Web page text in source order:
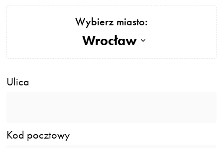
Wybierz miasto:
Wrocław
Ulica
Kod pocztowy